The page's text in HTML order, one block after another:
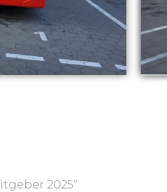
2025“